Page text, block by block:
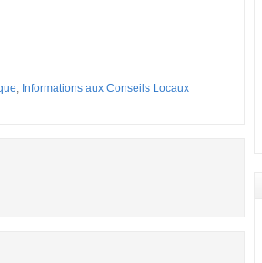
, Informations aux Conseils Locaux